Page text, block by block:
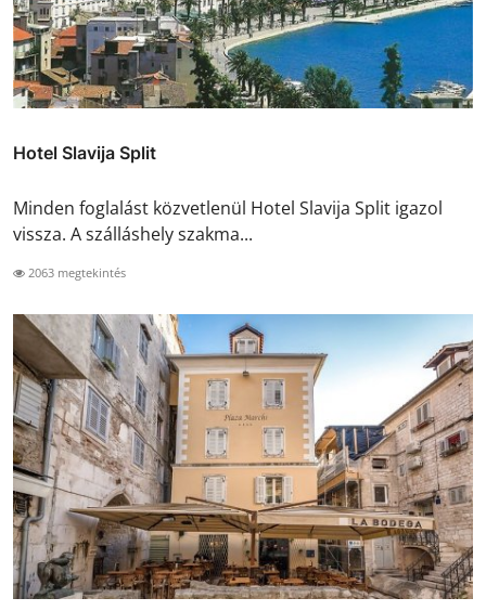
Hotel Slavija Split
Minden foglalást közvetlenül Hotel Slavija Split igazol
vissza. A szálláshely szakma...
2063 megtekintés